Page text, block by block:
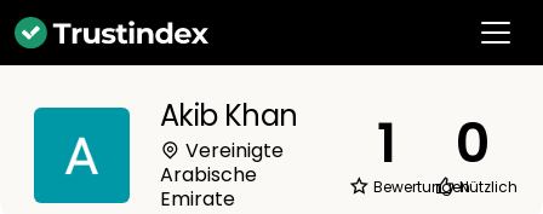
Akib Khan
Vereinigte
Arabische
Emirate
1
Bewertungen
0
Nützlich